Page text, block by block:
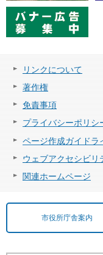
リンクについて
著作権
免責事項
プライバシーポリシ
ページ作成ガイドラ
ウェブアクセシビリ
関連ホームページ
市役所庁舎案内